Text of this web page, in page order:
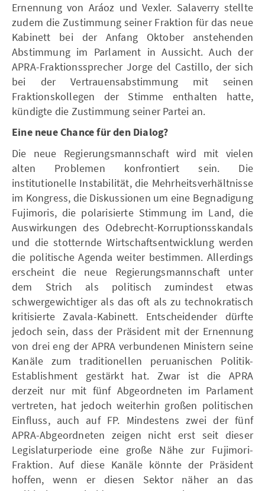
Ernennung von Aráoz und Vexler. Salaverry stellte
zudem die Zustimmung seiner Fraktion für das neue
Kabinett bei der Anfang Oktober anstehenden
Abstimmung im Parlament in Aussicht. Auch der
APRA-Fraktionssprecher Jorge del Castillo, der sich
bei der Vertrauensabstimmung mit seinen
Fraktionskollegen der Stimme enthalten hatte,
kündigte die Zustimmung seiner Partei an.
Eine neue Chance für den Dialog?
Die neue Regierungsmannschaft wird mit vielen
alten Problemen konfrontiert sein. Die
institutionelle Instabilität, die Mehrheitsverhältnisse
im Kongress, die Diskussionen um eine Begnadigung
Fujimoris, die polarisierte Stimmung im Land, die
Auswirkungen des Odebrecht-Korruptionsskandals
und die stotternde Wirtschaftsentwicklung werden
die politische Agenda weiter bestimmen. Allerdings
erscheint die neue Regierungsmannschaft unter
dem Strich als politisch zumindest etwas
schwergewichtiger als das oft als zu technokratisch
kritisierte Zavala-Kabinett. Entscheidender dürfte
jedoch sein, dass der Präsident mit der Ernennung
von drei eng der APRA verbundenen Ministern seine
Kanäle zum traditionellen peruanischen Politik-
Establishment gestärkt hat. Zwar ist die APRA
derzeit nur mit fünf Abgeordneten im Parlament
vertreten, hat jedoch weiterhin großen politischen
Einfluss, auch auf FP. Mindestens zwei der fünf
APRA-Abgeordneten zeigen nicht erst seit dieser
Legislaturperiode eine große Nähe zur Fujimori-
Fraktion. Auf diese Kanäle könnte der Präsident
hoffen, wenn er diesen Sektor näher an das